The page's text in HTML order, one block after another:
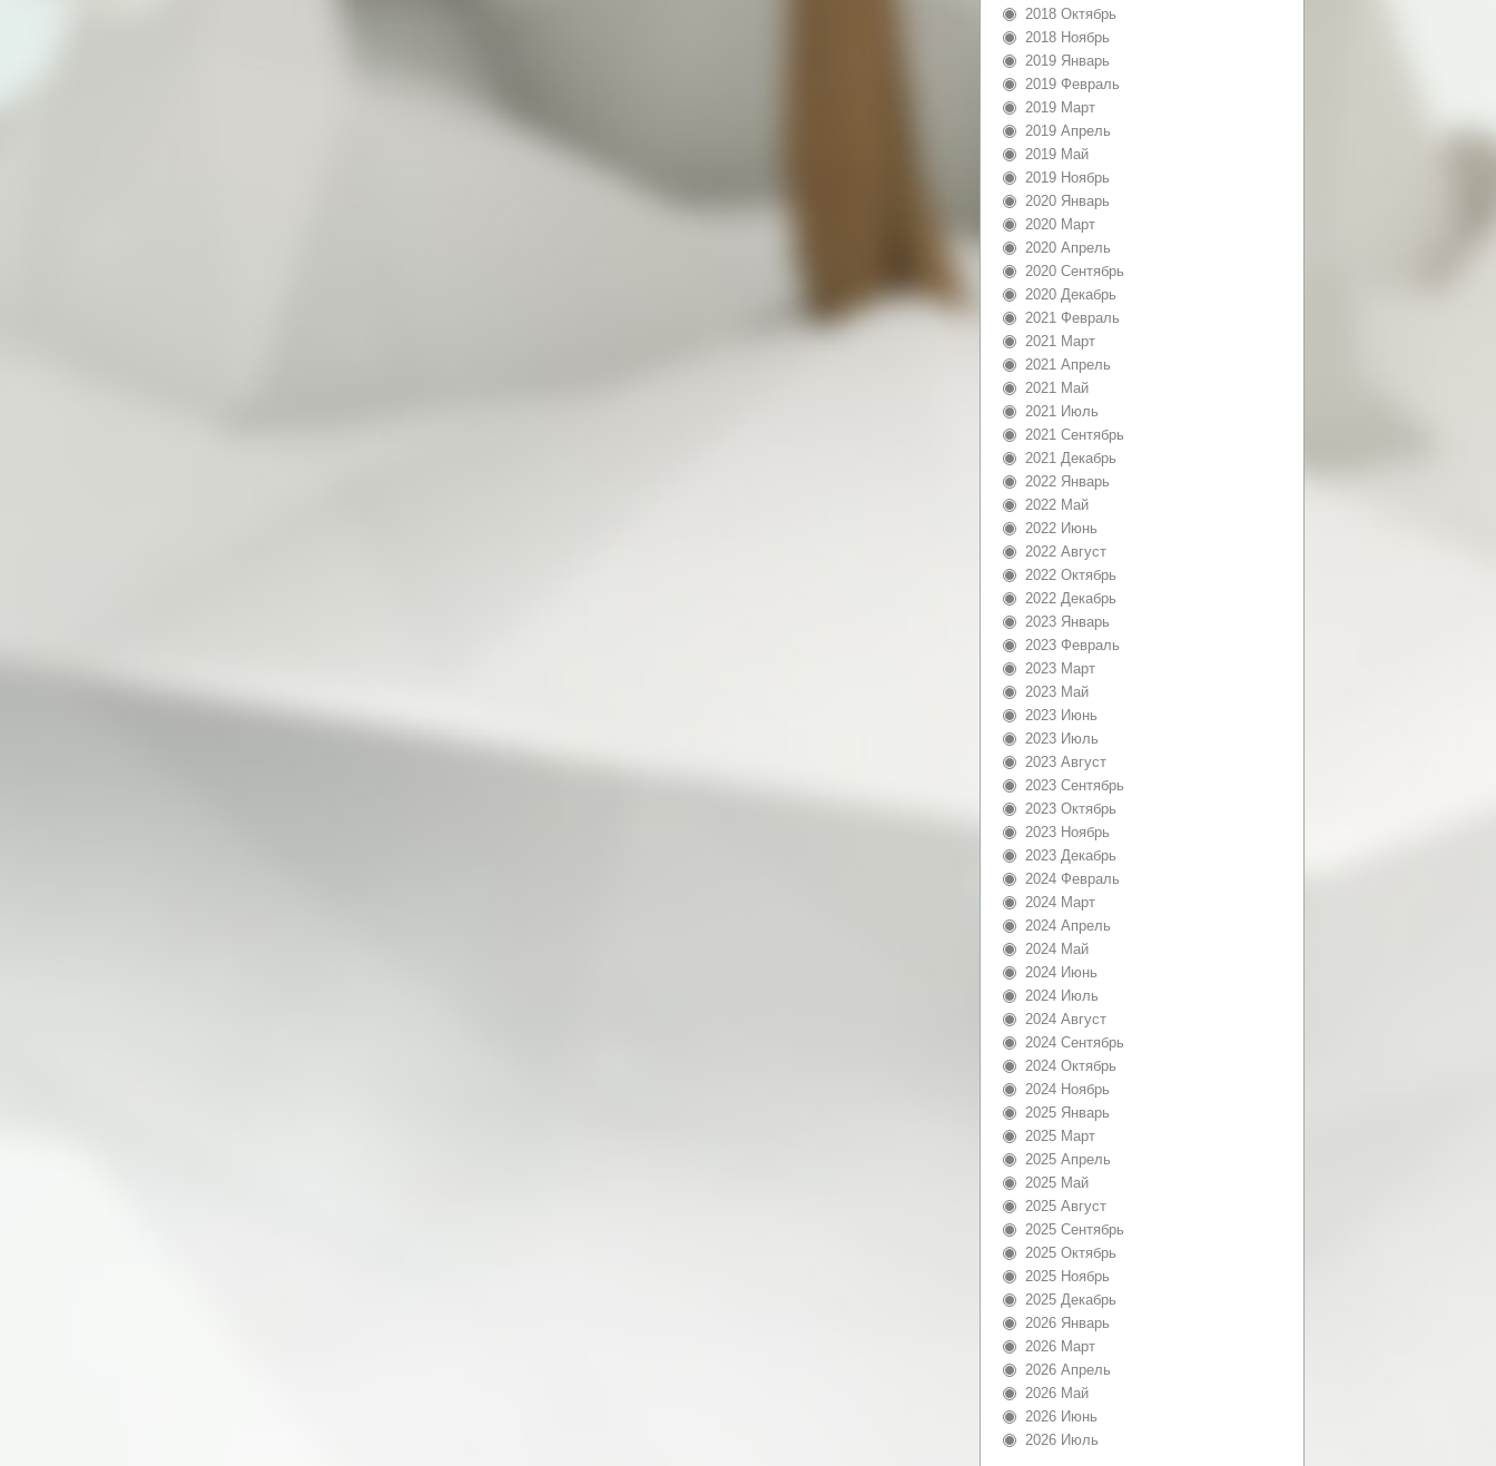
2018 Октябрь
2018 Ноябрь
2019 Январь
2019 Февраль
2019 Март
2019 Апрель
2019 Май
2019 Ноябрь
2020 Январь
2020 Март
2020 Апрель
2020 Сентябрь
2020 Декабрь
2021 Февраль
2021 Март
2021 Апрель
2021 Май
2021 Июль
2021 Сентябрь
2021 Декабрь
2022 Январь
2022 Май
2022 Июнь
2022 Август
2022 Октябрь
2022 Декабрь
2023 Январь
2023 Февраль
2023 Март
2023 Май
2023 Июнь
2023 Июль
2023 Август
2023 Сентябрь
2023 Октябрь
2023 Ноябрь
2023 Декабрь
2024 Февраль
2024 Март
2024 Апрель
2024 Май
2024 Июнь
2024 Июль
2024 Август
2024 Сентябрь
2024 Октябрь
2024 Ноябрь
2025 Январь
2025 Март
2025 Апрель
2025 Май
2025 Август
2025 Сентябрь
2025 Октябрь
2025 Ноябрь
2025 Декабрь
2026 Январь
2026 Март
2026 Апрель
2026 Май
2026 Июнь
2026 Июль